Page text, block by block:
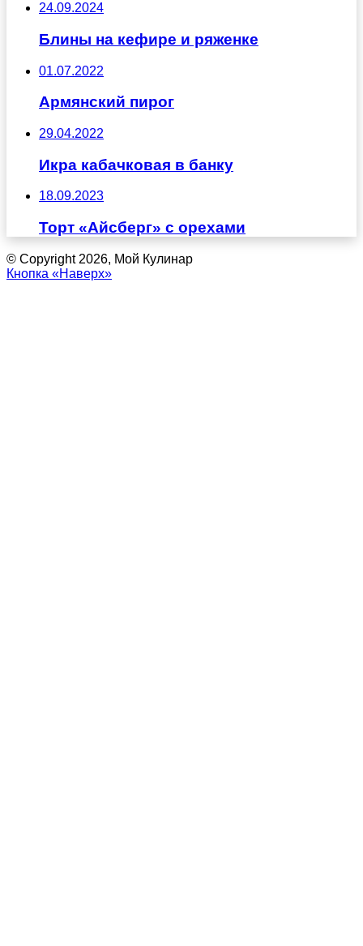
24.09.2024
Блины на кефире и ряженке
01.07.2022
Армянский пирог
29.04.2022
Икра кабачковая в банку
18.09.2023
Торт «Айсберг» с орехами
© Copyright 2026, Мой Кулинар
Кнопка «Наверх»